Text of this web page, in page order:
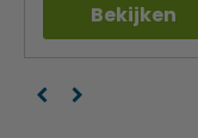
Bekijken